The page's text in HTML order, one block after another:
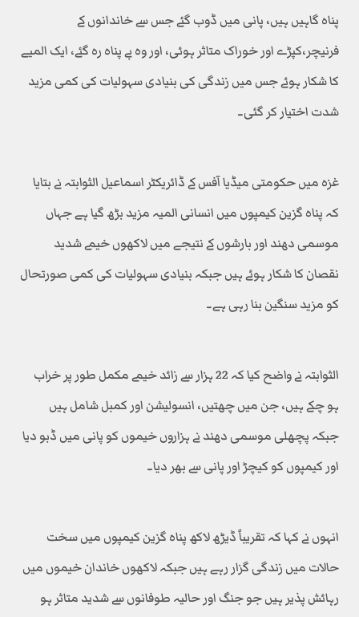
پناہ گاہیں ہیں، پانی میں ڈوب گئے جس سے خاندانوں کے
فرنیچر،کپڑے اور خوراک متاثر ہوئی، اور وہ بے پناہ رہ گئے، ایک المیے
کا شکار ہوئے جس میں زندگی کی بنیادی سہولیات کی کمی مزید
شدت اختیار کر گئی۔
غزہ میں حکومتی میڈیا آفس کے ڈائریکٹر اسماعیل الثوابتہ نے بتایا
کہ پناہ گزین کیمپوں میں انسانی المیہ مزید بڑھ گیا ہے جہاں
موسمی دھند اور بارشوں کے نتیجے میں لاکھوں خیمے شدید
نقصان کا شکار ہوئے ہیں جبکہ بنیادی سہولیات کی کمی صورتحال
کو مزید سنگین بنا رہی ہے۔
الثوابتہ نے واضح کیا کہ 22 ہزار سے زائد خیمے مکمل طور پر خراب
ہو چکے ہیں، جن میں چھتیں، انسولیشن اور کمبل شامل ہیں
جبکہ پچھلی موسمی دھند نے ہزاروں خیموں کو پانی میں ڈبو دیا
اور کیمپوں کو کیچڑ اور پانی سے بھر دیا۔
انہوں نے کہا کہ تقریباً ڈیڑھ لاکھ پناہ گزین کیمپوں میں سخت
حالات میں زندگی گزار رہے ہیں جبکہ لاکھوں خاندان خیموں میں
رہائش پذیر ہیں جو جنگ اور حالیہ طوفانوں سے شدید متاثر ہو